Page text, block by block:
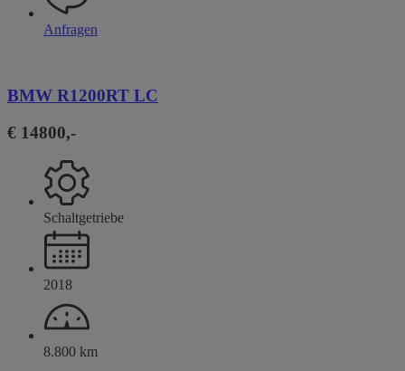
Anfragen
BMW R1200RT LC
€ 14800,-
Schaltgetriebe
2018
8.800 km